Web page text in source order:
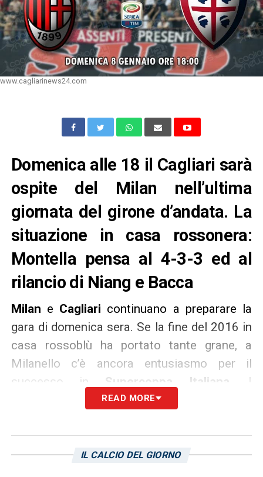
www.cagliarinews24.com
Domenica alle 18 il Cagliari sarà
ospite del Milan nell’ultima
giornata del girone d’andata. La
situazione in casa rossonera:
Montella pensa al 4-3-3 ed al
rilancio di Niang e Bacca
Milan e Cagliari continuano a preparare la
gara di domenica sera. Se la fine del 2016 in
casa rossoblù ha portato tante grane, a
Milanello c’è ancora entusiasmo per il
successo in Supercoppa Italiana
. I
rossoneri non vogliono fallire la prima uscita
ed hanno intenzione di prendere lo slancio
per rituffarsi nel campionato ed in una
READ MORE
IL CALCIO DEL GIORNO